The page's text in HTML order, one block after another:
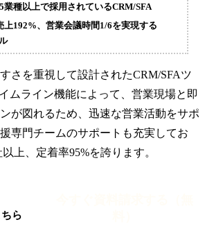
業種以上で採用されているCRM/SFA
上192%、営業会議時間1/6を実現する
さを重視して設計されたCRM/SFAツ
ムライン機能によって、営業現場と即
が図れるため、迅速な営業活動をサポ
専門チームのサポートも充実してお
上、定着率95%を誇ります。
ら